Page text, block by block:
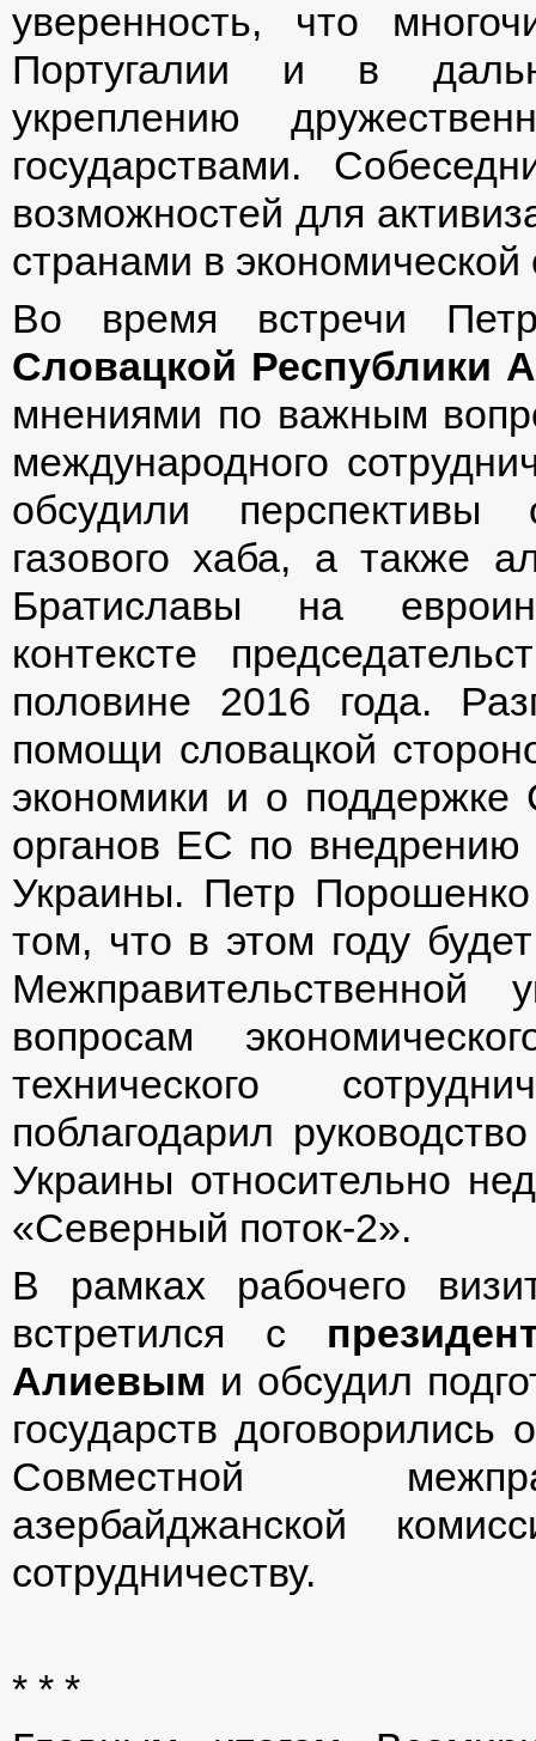
уверенность, что
Португалии и в
укреплению
государствами.
возможностей для
странами в
Во время встречи
Словацкой Республики
мнениями по важным
международного
обсудили перспективы
газового хаба, а также
Братиславы на
контексте
половине 2016 года.
помощи словацкой
экономики и о
органов ЕС по внедрению
Украины. Петр
том, что в этом году
Межправительственной
вопросам
технического
поблагодарил
Украины относительно
«Северный поток-2».
В рамках рабочего
встретился с
Алиевым и обсудил
государств
Совместной
азербайджанской
сотрудничеству.
* * *